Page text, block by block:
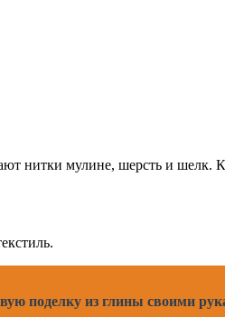
нитки мулине, шерсть и шелк.
поделку из глины своими